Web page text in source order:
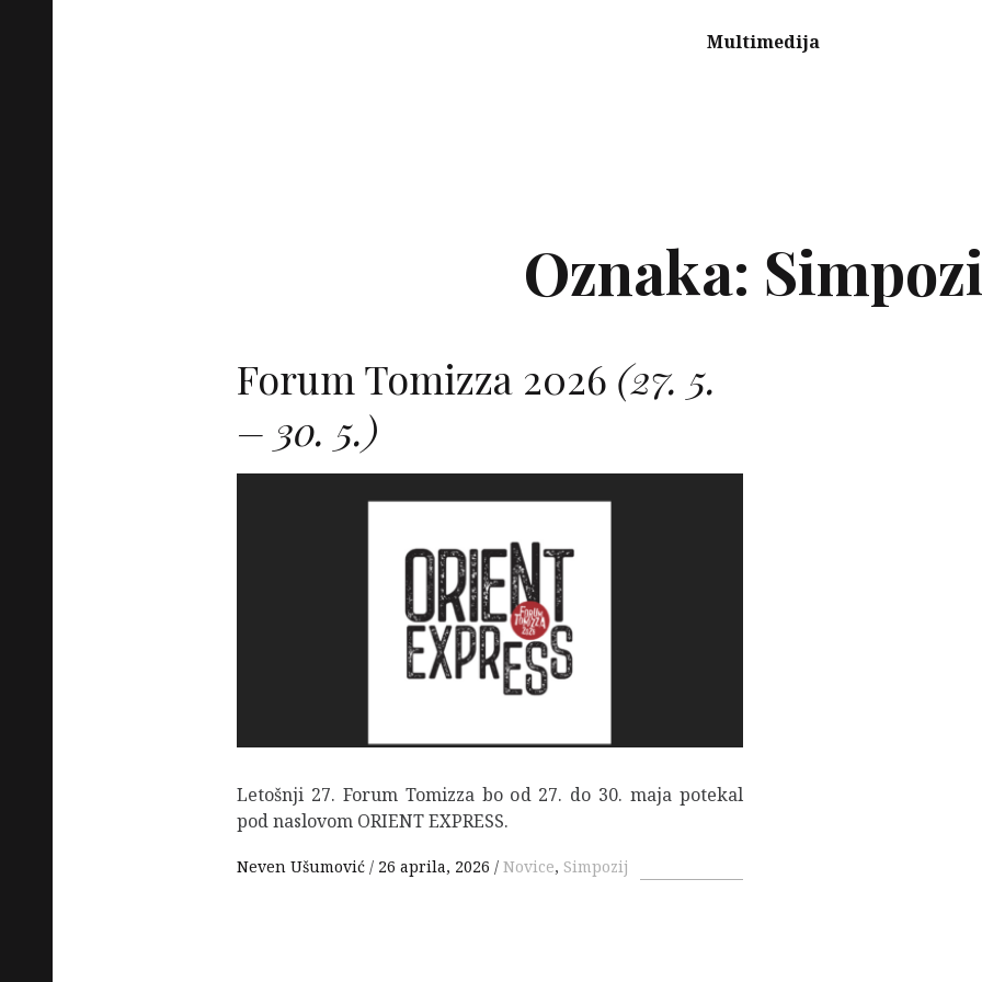
Multimedija
Oznaka:
Forum Tomizza 2026 (27. 5.
– 30. 5.)
F
Letošnji 27. Forum Tomizza bo od 27. do 30. maja potekal
pod naslovom ORIENT EXPRESS.
Neven Ušumović 26 aprila, 2026 Novice, Simpozij